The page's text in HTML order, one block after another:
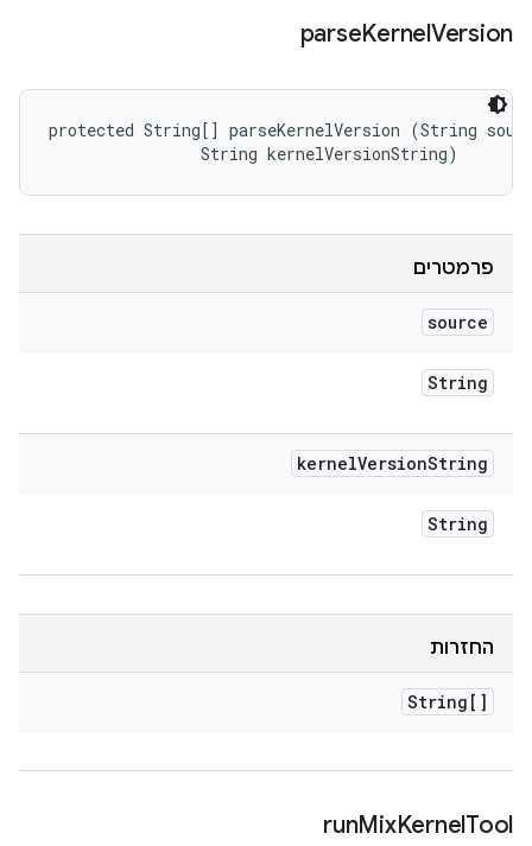
parseKernelVersion
protected String[] parseKernelVersion (String
                String kernelVersionString)
פרמטרים
source
String
kernelVersionString
String
החזרות
String[]
runMixKernelTool